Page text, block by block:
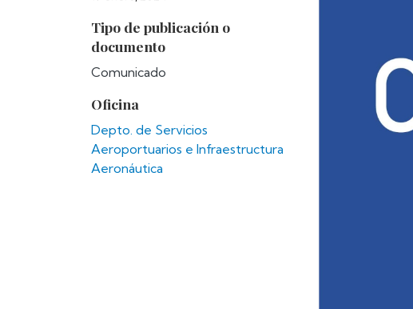
Tipo de publicación o
documento
Comunicado
Oficina
Depto. de Servicios
Aeroportuarios e Infraestructura
Aeronáutica